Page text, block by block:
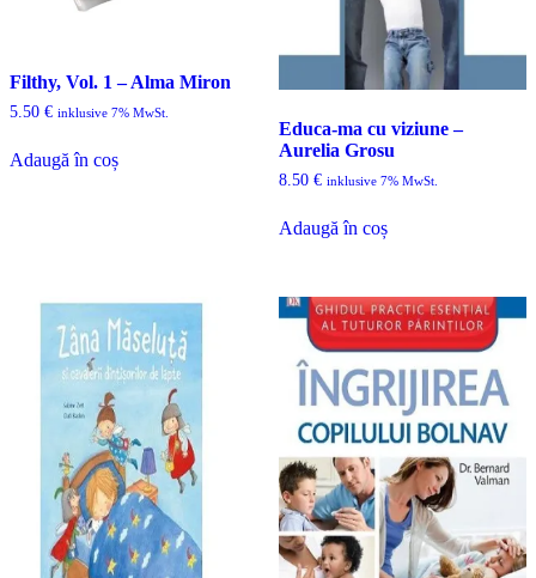
Filthy, Vol. 1 – Alma Miron
5.50 € inklusive 7% MwSt.
Adaugă în coș
Educa-ma cu viziune –
Aurelia Grosu
8.50 € inklusive 7% MwSt.
Adaugă în coș